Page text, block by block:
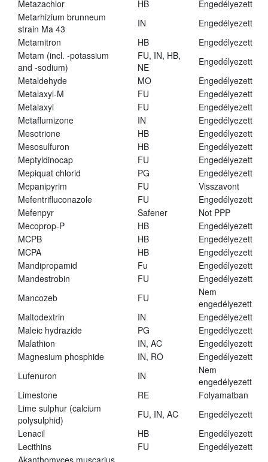
Metazachlor
HB
Engedélyezett
Metarhizium brunneum
strain Ma 43
IN
Engedélyezett
Metamitron
HB
Engedélyezett
Metam (incl. -potassium
and -sodium)
FU, IN, HB,
NE
Engedélyezett
Metaldehyde
MO
Engedélyezett
Metalaxyl-M
FU
Engedélyezett
Metalaxyl
FU
Engedélyezett
Metaflumizone
IN
Engedélyezett
Mesotrione
HB
Engedélyezett
Mesosulfuron
HB
Engedélyezett
Meptyldinocap
FU
Engedélyezett
Mepiquat chlorid
PG
Engedélyezett
Mepanipyrim
FU
Visszavont
Mefentrifluconazole
FU
Engedélyezett
Mefenpyr
Safener
Not PPP
Mecoprop-P
HB
Engedélyezett
MCPB
HB
Engedélyezett
MCPA
HB
Engedélyezett
Mandipropamid
Fu
Engedélyezett
Mandestrobin
FU
Engedélyezett
Mancozeb
FU
Nem
engedélyezett
Maltodextrin
IN
Engedélyezett
Maleic hydrazide
PG
Engedélyezett
Malathion
IN, AC
Engedélyezett
Magnesium phosphide
IN, RO
Engedélyezett
Lufenuron
IN
Nem
engedélyezett
Limestone
RE
Folyamatban
Lime sulphur (calcium
polysulphid)
FU, IN, AC
Engedélyezett
Lenacil
HB
Engedélyezett
Lecithins
FU
Engedélyezett